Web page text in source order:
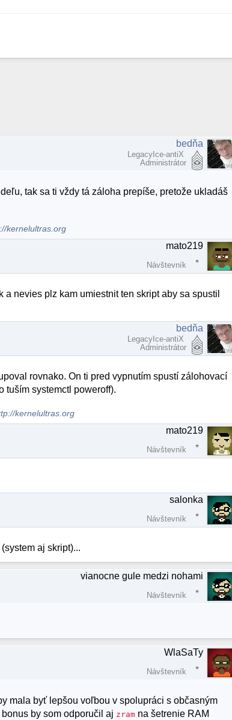
bedňa
LegacyIce-antiX
Administrátor
tak sa ti vždy tá záloha prepíše, pretože ukladáš
kernelultras.org
mato219
Návštevník
nevies plz kam umiestnit ten skript aby sa spustil
bedňa
LegacyIce-antiX
Administrátor
rovnako. On ti pred vypnutím spustí zálohovací
tuším systemctl poweroff).
kernelultras.org
mato219
Návštevník
salonka
Návštevník
aj skript)...
vianocne gule medzi nohami
Návštevník
WlaSaTy
Návštevník
mala byť lepšou voľbou v spolupráci s občasným
by som odporučil aj zram na šetrenie RAM